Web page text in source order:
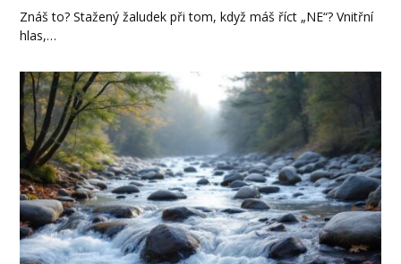
Znáš to? Stažený žaludek při tom, když máš říct „NE“? Vnitřní
hlas,…